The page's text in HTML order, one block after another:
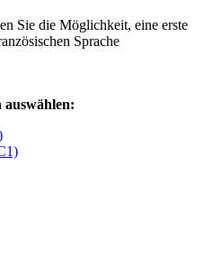
Sie die Möglichkeit, eine erste
Sprache
auswählen: